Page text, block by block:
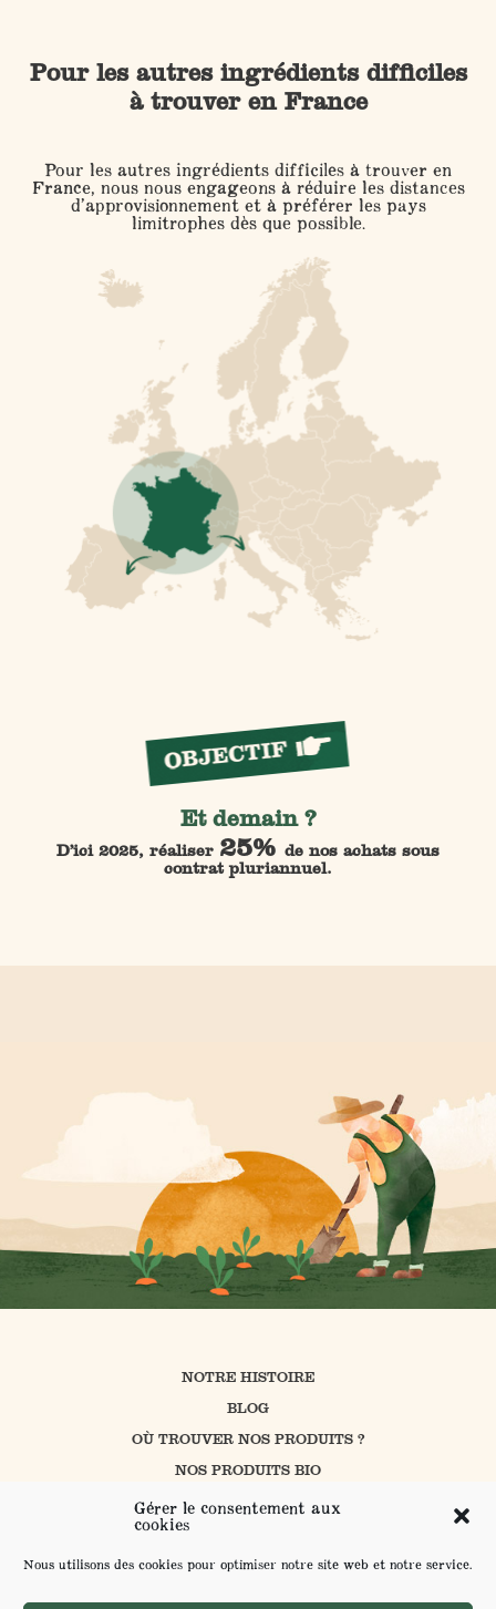
Gérer le consentement aux
cookies
Nous utilisons des cookies pour optimiser notre site web et notre service.
Pour les autres ingrédients difficiles
à trouver en France
Pour les autres ingrédients difficiles à trouver en
France, nous nous engageons à réduire les distances
d’approvisionnement et à préférer les pays
limitrophes dès que possible.
Et demain ?
D’ici 2025, réaliser 25% de nos achats sous
contrat pluriannuel.
NOTRE HISTOIRE
BLOG
OÙ TROUVER NOS PRODUITS ?
NOS PRODUITS BIO
CUISINER AVEC PROSAIN
NOS ENGAGEMENTS
CONTACT